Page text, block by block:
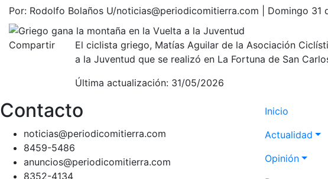
Por: Rodolfo Bolaños U/noticias@periodicomitierra.com | Domingo 31
Compartir
El ciclista griego, Matías Aguilar de la Asociación
a la Juventud que se realizó en La Fortuna de San
Última actualización: 31/05/2026
Contacto
noticias@periodicomitierra.com
8459-5486
anuncios@periodicomitierra.com
8352-4134
Inicio
Actualidad
Opinión